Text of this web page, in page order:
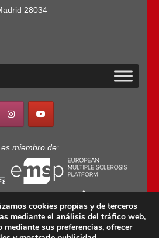
28034
miembro de:
cookies propias y de terceros
mediante el análisis del tráfico web,
sus preferencias, ofrecer